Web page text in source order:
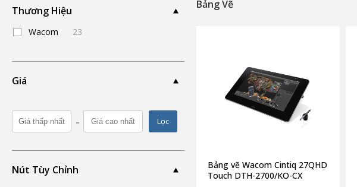
Thương Hiệu
Wacom 23
Giá
- Lọc
Nút Tùy Chỉnh
Bảng Vẽ
Bảng vẽ Wacom Cintiq 27QHD
Touch DTH-2700/KO-CX